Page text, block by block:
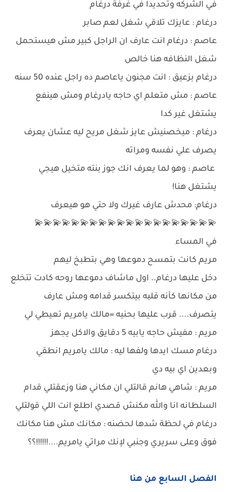
في الشركه وتحديدا في غرفة درغام
درغام : عايزك تلاقي شغل لعم صابر
عاصم : درغام انت عارف ان الراجل كبير مش هيستحمل
شغل النظافه هنا خالص
درغام بزعيق : انت مجنون ياعاصم ده راجل عنده 50 سنه
عاصم : مش متعلم اي حاجه يادرغام ومش هينفع
يشتغل غير كدا
درغام : ميخصنيش عايز شغل مريح ليه عشان يعرف
يصرف علي نفسه ومراته
عاصم : وهو لما يعرف انك جوز بنته متخيل هيجي
يشتغل هنا!
درغام: محدش عارف غيرك ولا حتي هو هيعرف
💫💫💫💫💫💫💫💫💫💫💫💫💫💫💫💫💫💫💫💫
في المساء
مريم كانت بتمسح دموعها وهي بتطبخ ليهم
دخل عليها درغام.. اول ماشاف دموعها روحه كادت تتخلع
من مكانها كأنه قلبه بيتكسر قدامه ومش عارف
يتصرف.... قرب عليها بحنيه =مالك يامريم تعيطي لي
مريم : مفيش حاجه يابيه 5 دقايق والاكل يجهز
درغام مسك ايدها ولفها ليه : مالك يامريم انطقي
وبعدين اي بيه دي
مريم : شاهي هانم قالتلي ان مكاني هنا وزعقتلي قدام
السلطانه انا والله مكنش قصدي اطلع انت اللي قولتلي
درغام في لحظة شدها لحضنه : مكانك مش هنا مكانك
فوق وعلى سريري وجنبي لإنك مراتي يامريم....!!!!!!؟؟
الفصل السابع من هنا